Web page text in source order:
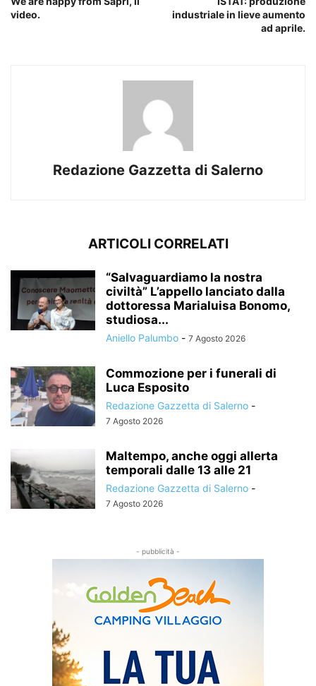
video.
industriale in lieve aumento
ad aprile.
Redazione Gazzetta di Salerno
ARTICOLI CORRELATI
“Salvaguardiamo la nostra
civiltà” L’appello lanciato dalla
dottoressa Marialuisa Bonomo,
studiosa...
Aniello Palumbo - 7 Agosto 2026
Commozione per i funerali di
Luca Esposito
Redazione Gazzetta di Salerno -
7 Agosto 2026
Maltempo, anche oggi allerta
temporali dalle 13 alle 21
Redazione Gazzetta di Salerno -
7 Agosto 2026
- pubblicità -